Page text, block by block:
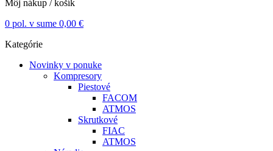
Môj nákup / košík
0 pol. v sume 0,00 €
Kategórie
Novinky v ponuke
Kompresory
Piestové
FACOM
ATMOS
Skrutkové
FIAC
ATMOS